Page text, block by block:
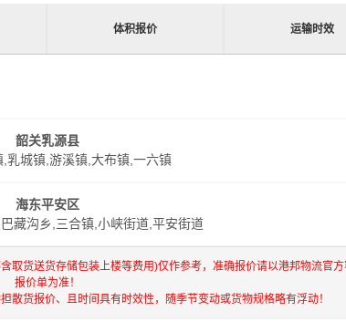
体积报价 运输时效
韶关乳源县
乳城镇,游溪镇,大布镇,一六镇
海东平安区
藏沟乡,三合镇,小峡街道,平安街道
取货送货存储包装上楼等费用)仅作参考，准确报价请以港邦物流官
报价单为准！
散货报价、且时间具有时效性，随季节变动或货物规格略有浮动！